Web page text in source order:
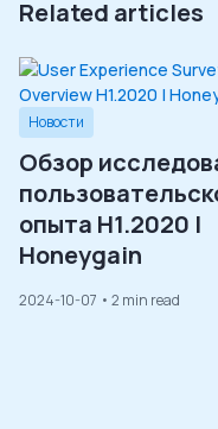
Related articles
Новости
Обзор
опыта H1.2020 |
Honeygain
2024-10-07 • 2 min read